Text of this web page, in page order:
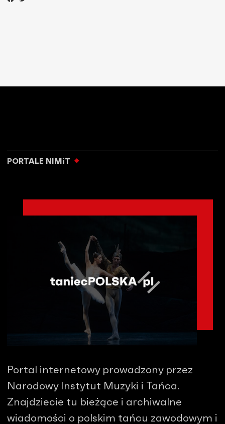
PORTALE NIMiT
Portal internetowy prowadzony przez
Narodowy Instytut Muzyki i Tańca.
Znajdziecie tu bieżące i archiwalne
wiadomości o polskim tańcu zawodowym i